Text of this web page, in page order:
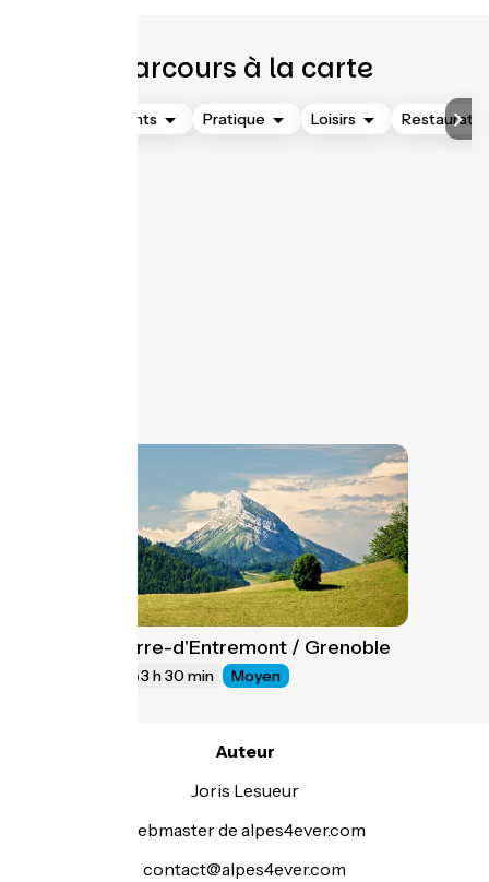
Parcours à la carte
Hébergements Pratique Loisirs
Saint-Pierre-d'Entremont / Grenoble
3 h 30 min Moyen
Auteur
Joris Lesueur
webmaster de alpes4ever.com
contact@alpes4ever.com